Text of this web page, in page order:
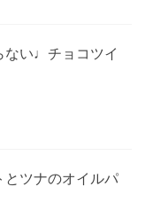
ない♩チョコツイ
ツナのオイルパ